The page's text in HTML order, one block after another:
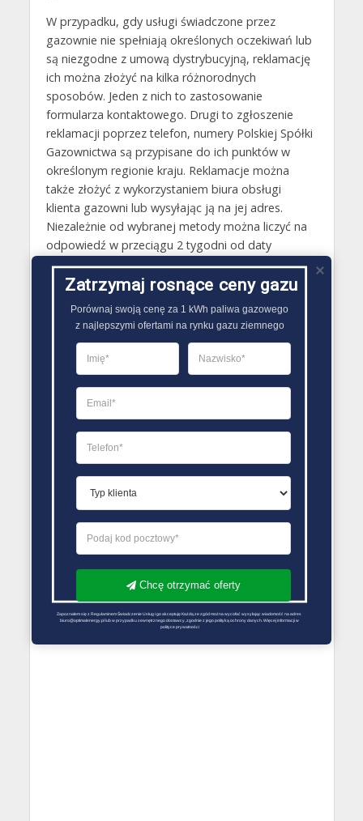
W przypadku, gdy usługi świadczone przez
gazownie nie spełniają określonych oczekiwań lub
są niezgodne z umową dystrybucyjną, reklamację
ich można złożyć na kilka różnorodnych
sposobów. Jeden z nich to zastosowanie
formularza kontaktowego. Drugi to zgłoszenie
reklamacji poprzez telefon, numery Polskiej Spółki
Gazownictwa są przypisane do ich punktów w
określonym regionie kraju. Reklamacje można
także złożyć z wykorzystaniem biura obsługi
klienta gazowni lub wysyłając ją na jej adres.
Niezależnie od wybranej metody można liczyć na
odpowiedź w przeciągu 2 tygodni od daty
otrzymania przez gazownie reklamacji.
Gazy techniczne Wojnicz
Butle gazowe Wojnicz
Gaz płynny Wojnicz
LPG Wojnicz
Dostawcy gazu Wojnicz
PORÓWNYWARKA OFERT GAZU
Zatrzymaj rosnące ceny gazu
Porównaj swoją cenę za 1 kWh paliwa gazowego
z najlepszymi ofertami na rynku gazu ziemnego
Chcę otrzymać oferty
Zapoznałem się z Regulaminem Świadczenie Usług i go akceptuję Każdą ze zgód można wycofać wysyłając wiadomość na adres
biuro@optimalenergy.pl lub w przypadku zewnętrznego dostawcy, zgodnie z jego polityką ochrony danych. Więcej informacji w
polityce prywatności